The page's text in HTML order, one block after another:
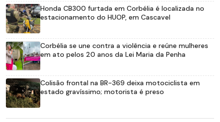
Honda CB300 furtada em Corbélia é localizada no
estacionamento do HUOP, em Cascavel
Corbélia se une contra a violência e reúne mulheres
em ato pelos 20 anos da Lei Maria da Penha
Colisão frontal na BR-369 deixa motociclista em
estado gravíssimo; motorista é preso